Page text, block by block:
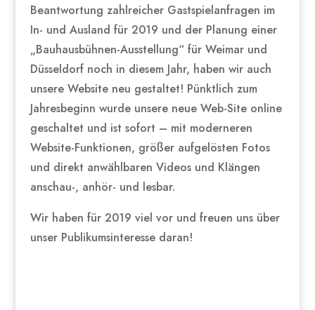
Beantwortung zahlreicher Gastspielanfragen im
In- und Ausland für 2019 und der Planung einer
„Bauhausbühnen-Ausstellung“ für Weimar und
Düsseldorf noch in diesem Jahr, haben wir auch
unsere Website neu gestaltet! Pünktlich zum
Jahresbeginn wurde unsere neue Web-Site online
geschaltet und ist sofort – mit moderneren
Website-Funktionen, größer aufgelösten Fotos
und direkt anwählbaren Videos und Klängen
anschau-, anhör- und lesbar.
Wir haben für 2019 viel vor und freuen uns über
unser Publikumsinteresse daran!